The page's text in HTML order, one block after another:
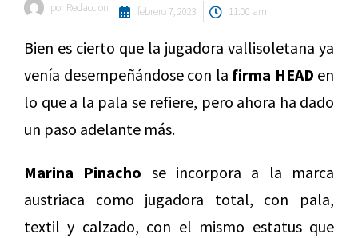
por Redaccion febrero 7, 2023 11:00 am
Bien es cierto que la jugadora vallisoletana ya
venía desempeñándose con la firma HEAD en
lo que a la pala se refiere, pero ahora ha dado
un paso adelante más.
Marina Pinacho se incorpora a la marca
austriaca como jugadora total, con pala,
textil y calzado, con el mismo estatus que